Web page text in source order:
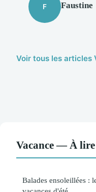
F Faustine
Voir tous les articles
Vacance — À lire
Balades ensoleillées :